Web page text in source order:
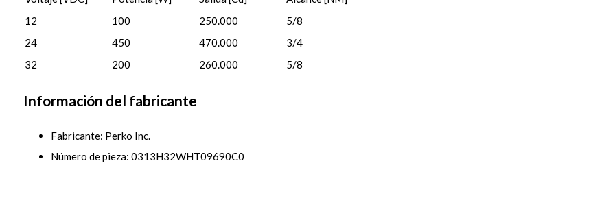
12
100 250.000
5/8
24
450 470.000
3/4
32
200 260.000 5/8
Información del fabricante
Fabricante: Perko Inc.
Número de pieza: 0313H32WHT09690C0